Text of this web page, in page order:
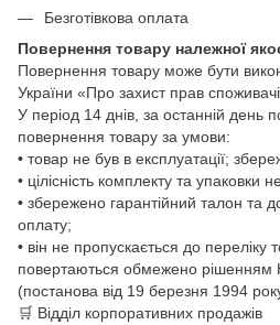
Безготівкова оплата
Повернення товару належної
Повернення товару може бути
України «Про захист прав
У період 14 днів, за останній
повернення товару за умови:
• товар не був в експлуатації;
• цілісність комплекту та упаковки
• збережено гарантійний талон та
оплату;
• він не пропускається до переліку
повертаються обмежено рішенням
(постанова від 19 березня 1994
🛒 Відділ корпоративних продажів